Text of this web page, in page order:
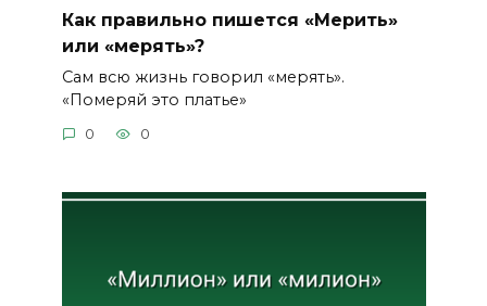
Как правильно пишется «Мерить»
или «мерять»?
Сам всю жизнь говорил «мерять».
«Померяй это платье»
0 0